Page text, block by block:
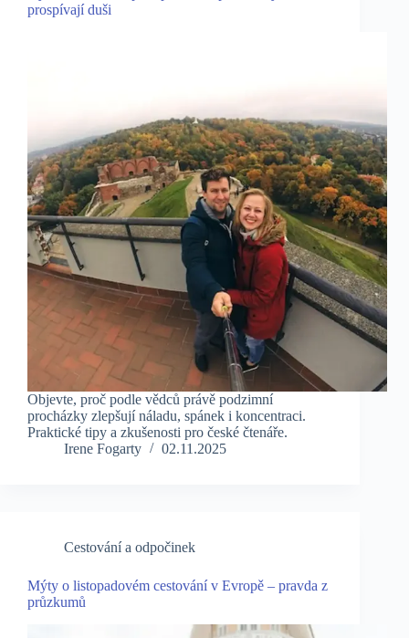
prospívají duši
Objevte, proč podle vědců právě podzimní
procházky zlepšují náladu, spánek i koncentraci.
Praktické tipy a zkušenosti pro české čtenáře.
Irene Fogarty
02.11.2025
Cestování a odpočinek
Mýty o listopadovém cestování v Evropě – pravda z
průzkumů